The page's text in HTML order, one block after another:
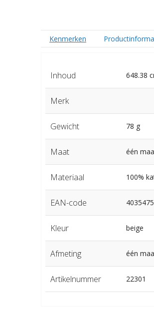
Kenmerken
Inhoud 648.38
Merk
Gewicht 78 g
Maat één
Materiaal 100%
EAN-code
Kleur beige
Afmeting één
Artikelnummer 22301